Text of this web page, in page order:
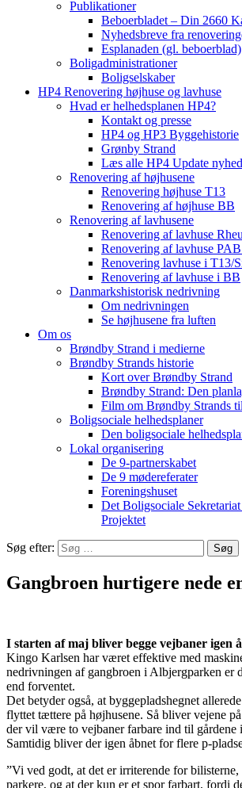
Publikationer
Beboerbladet – Din 2660
Nyhedsbreve fra
Esplanaden (gl. beboerblad)
Boligadministrationer
Boligselskaber
HP4 Renovering højhuse og lavhuse
Hvad er helhedsplanen HP4?
Kontakt og presse
HP4 og HP3 Byggehistorie
Grønby Strand
Læs alle HP4 Update
Renovering af højhusene
Renovering højhuse T13
Renovering af højhuse BB
Renovering af lavhusene
Renovering af lavhuse
Renovering af lavhuse
Renovering lavhuse i T13/
Renovering af lavhuse i BB
Danmarkshistorisk nedrivning
Om nedrivningen
Se højhusene fra luften
Om os
Brøndby Strand i medierne
Brøndby Strands historie
Kort over Brøndby Strand
Brøndby Strand: Den
Film om Brøndby Strands
Boligsociale helhedsplaner
Den boligsociale
Lokal organisering
De 9-partnerskabet
De 9 mødereferater
Foreningshuset
Det Boligsociale
Projektet
Søg efter:
Gangbroen hurtigere nede
I starten af maj bliver begge vejbaner igen
Kingo Karlsen har været effektive med
nedrivningen af gangbroen i Albjergparken er
end forventet.
Det betyder også, at byggepladshegnet
flyttet tættere på højhusene. Så bliver vejene
der vil være to vejbaner farbare ind til gårdene
Samtidig bliver der igen åbnet for flere p-
”Vi ved godt, at det er irriterende for
parkere, og at der kun er et spor farbart, fordi